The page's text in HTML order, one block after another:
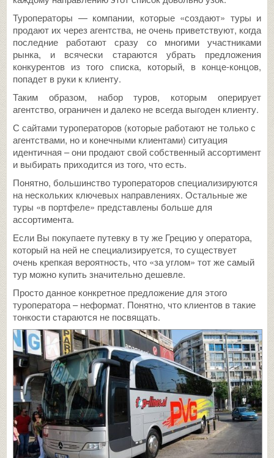
Туроператоры — компании, которые «создают» туры и
продают их через агентства, не очень приветствуют, когда
последние работают сразу со многими участниками
рынка, и всячески стараются убрать предложения
конкурентов из того списка, который, в конце-концов,
попадет в руки к клиенту.
Таким образом, набор туров, которым оперирует
агентство, ограничен и далеко не всегда выгоден клиенту.
С сайтами туроператоров (которые работают не только с
агентствами, но и конечными клиентами) ситуация
идентичная – они продают свой собственный ассортимент
и выбирать приходится из того, что есть.
Понятно, большинство туроператоров специализируются
на нескольких ключевых направлениях. Остальные же
туры «в портфеле» представлены больше для
ассортимента.
Если Вы покупаете путевку в ту же Грецию у оператора,
который на ней не специализируется, то существует
очень крепкая вероятность, что «за углом» тот же самый
тур можно купить значительно дешевле.
Просто данное конкретное предложение для этого
туроператора – неформат. Понятно, что клиентов в такие
тонкости стараются не посвящать.